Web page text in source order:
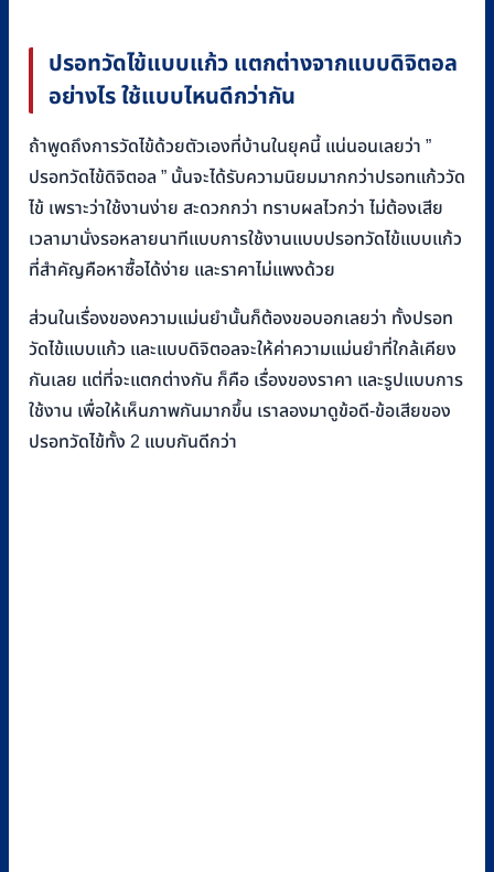
ปรอทวัดไข้แบบแก้ว แตกต่างจากแบบดิจิตอล
อย่างไร ใช้แบบไหนดีกว่ากัน
ถ้าพูดถึงการวัดไข้ด้วยตัวเองที่บ้านในยุคนี้ แน่นอนเลยว่า ”
ปรอทวัดไข้ดิจิตอล ” นั้นจะได้รับความนิยมมากกว่าปรอทแก้ววัด
ไข้ เพราะว่าใช้งานง่าย สะดวกกว่า ทราบผลไวกว่า ไม่ต้องเสีย
เวลามานั่งรอหลายนาทีแบบการใช้งานแบบปรอทวัดไข้แบบแก้ว
ที่สำคัญคือหาซื้อได้ง่าย และราคาไม่แพงด้วย
ส่วนในเรื่องของความแม่นยำนั้นก็ต้องขอบอกเลยว่า ทั้งปรอท
วัดไข้แบบแก้ว และแบบดิจิตอลจะให้ค่าความแม่นยำที่ใกล้เคียง
กันเลย แต่ที่จะแตกต่างกัน ก็คือ เรื่องของราคา และรูปแบบการ
ใช้งาน เพื่อให้เห็นภาพกันมากขึ้น เราลองมาดูข้อดี-ข้อเสียของ
ปรอทวัดไข้ทั้ง 2 แบบกันดีกว่า